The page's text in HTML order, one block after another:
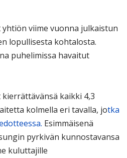
viime vuonna julkaistun
lopullisesta kohtalosta.
puhelimissa havaitut
kaikki 4,3
kolmella eri tavalla, jotka
Esimmäisenä
pyrkivän kunnostavansa
kuluttajille